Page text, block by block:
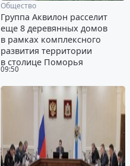
09:50
Общество
Группа Аквилон расселит
еще 8 деревянных домов
в рамках комплексного
развития территории
в столице Поморья